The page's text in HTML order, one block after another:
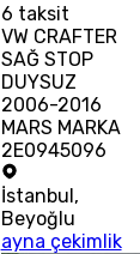
6 taksit
VW CRAFTER
SAĞ STOP
DUYSUZ
2006-2016
MARS MARKA
2E0945096
İstanbul,
Beyoğlu
ayna çekimlik